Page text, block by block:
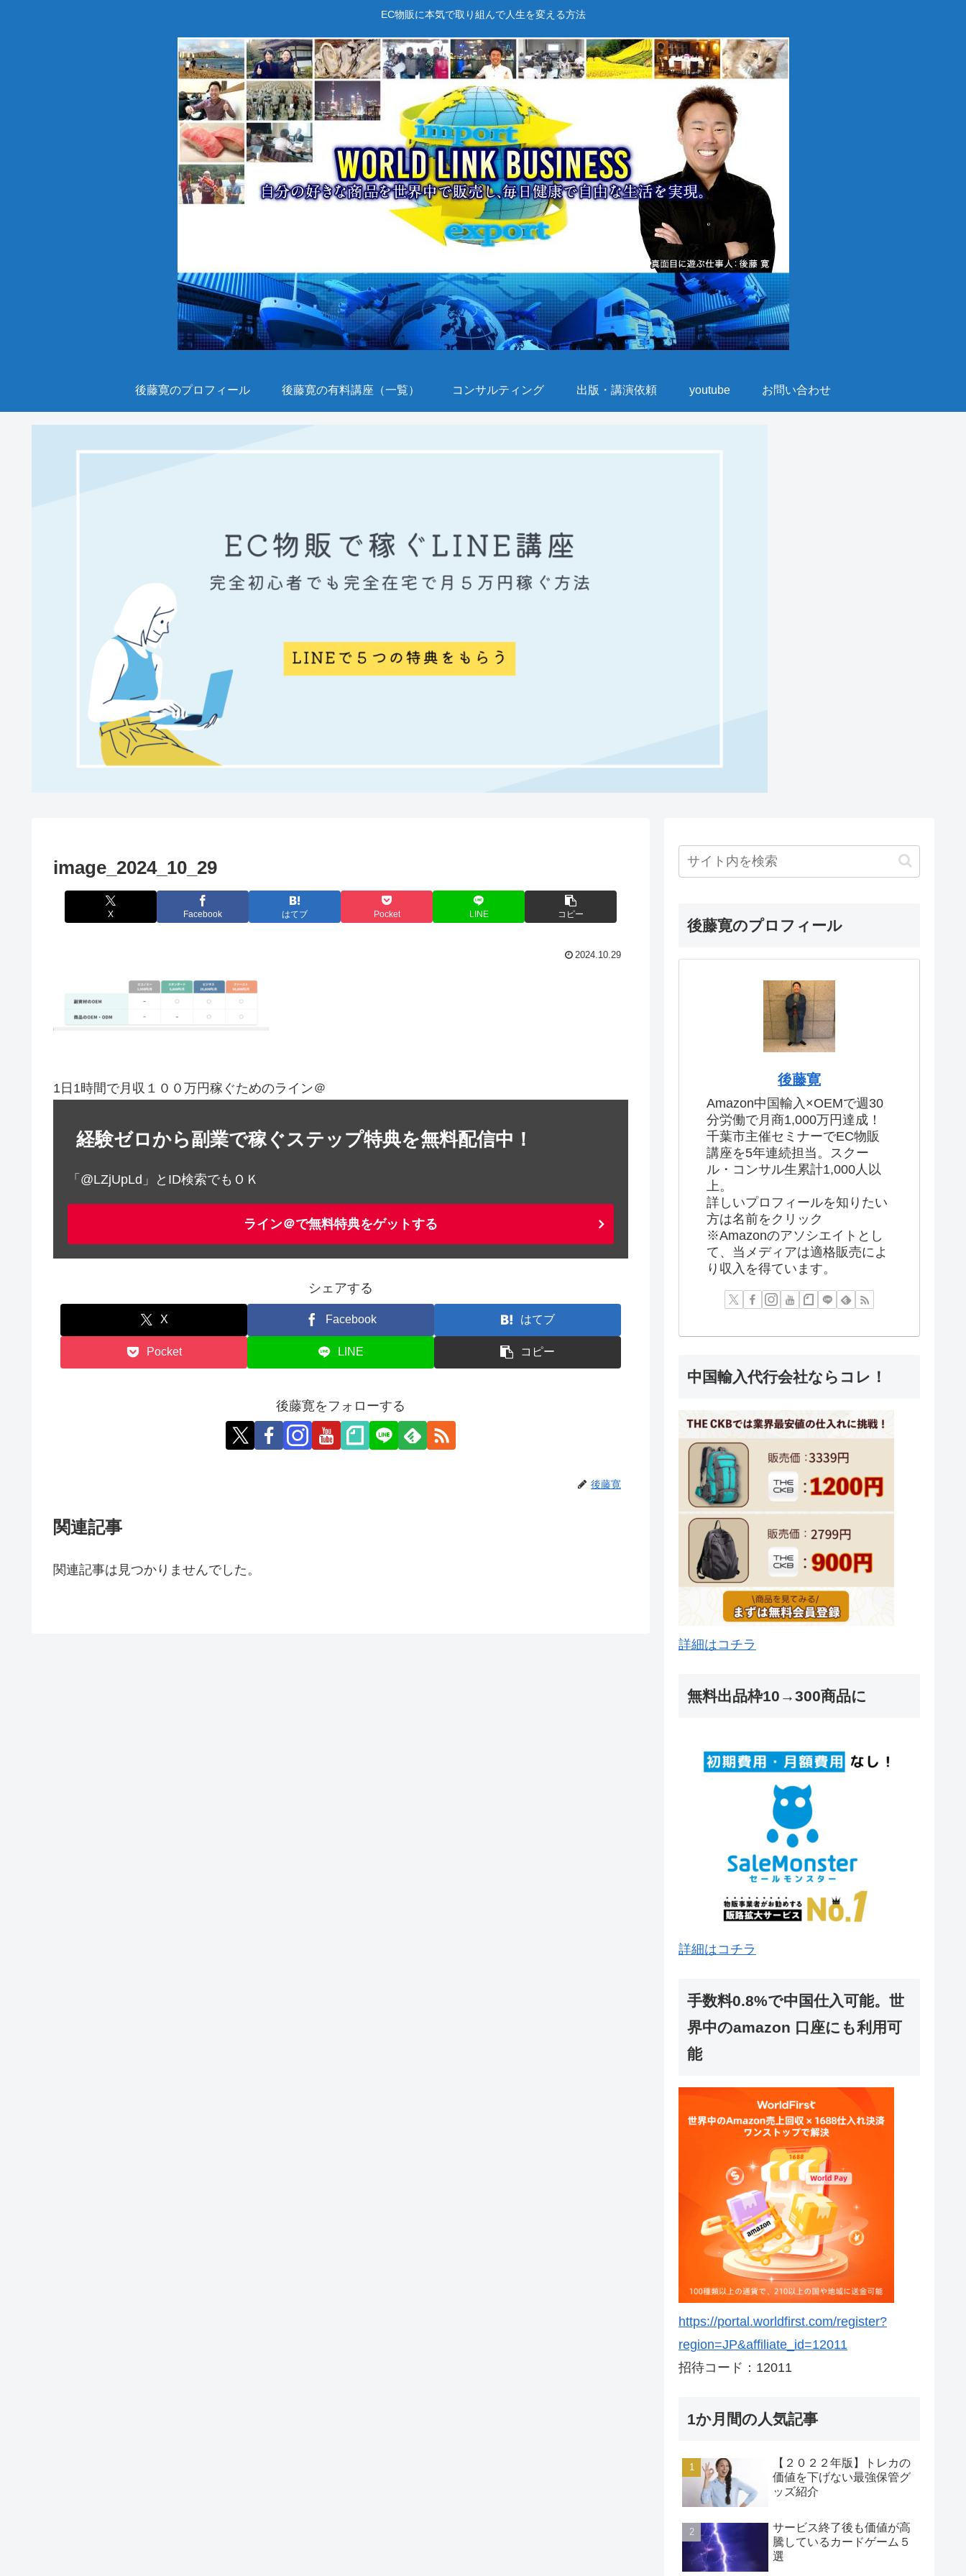
EC物販に本気で取り組んで人生を変える方法
後藤寛のプロフィール 後藤寛の有料講座（一覧） コンサルティング 出版・講演依頼 youtube お問い合わせ
image_2024_10_29
X Facebook はてブ Pocket LINE コピー
2024.10.29
1日1時間で月収１００万円稼ぐためのライン＠
経験ゼロから副業で稼ぐステップ特典を無料配信中！
「@LZjUpLd」とID検索でもＯＫ
ライン＠で無料特典をゲットする
シェアする
X Facebook はてブ
Pocket LINE コピー
後藤寛をフォローする
後藤寛
関連記事
関連記事は見つかりませんでした。
後藤寛のプロフィール
後藤寛
Amazon中国輸入×OEMで週30
分労働で月商1,000万円達成！
千葉市主催セミナーでEC物販
講座を5年連続担当。スクー
ル・コンサル生累計1,000人以
上。
詳しいプロフィールを知りたい
方は名前をクリック
※Amazonのアソシエイトとし
て、当メディアは適格販売によ
り収入を得ています。
中国輸入代行会社ならコレ！
詳細はコチラ
無料出品枠10→300商品に
詳細はコチラ
手数料0.8%で中国仕入可能。世
界中のamazon 口座にも利用可
能
https://portal.worldfirst.com/register?
region=JP&affiliate_id=12011
招待コード：12011
1か月間の人気記事
【２０２２年版】トレカの
価値を下げない最強保管グ
ッズ紹介
サービス終了後も価値が高
騰しているカードゲーム５
選